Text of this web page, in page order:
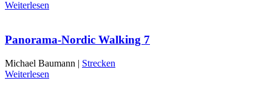
Weiterlesen
Panorama-Nordic Walking 7
Michael Baumann | Strecken
Weiterlesen